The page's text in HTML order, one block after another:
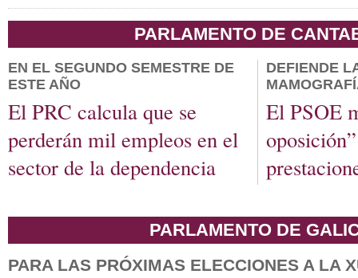
PARLAMENTO DE
EN EL SEGUNDO SEMESTRE DE
ESTE AÑO
El PRC calcula que se
perderán mil empleos en el
sector de la dependencia
DEFIENDE
El PSOE
PARLAMENTO DE
PARA LAS PRÓXIMAS ELECCIONES A LA